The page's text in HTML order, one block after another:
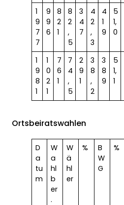
1
9
7
7
9
9
6
8
2
1
8
2
,
5
3
4
7
4
2
,
3
4
1
9
5
1,
0
1
9
8
1
1
0
2
1
7
6
1
7
4
,
5
2
9
1
3
8
,
2
3
8
9
5
1,
1
Ortsbeiratswahlen
D
a
tu
m
W
a
hl
b
er
.
W
ä
hl
er
%
B
W
G
%